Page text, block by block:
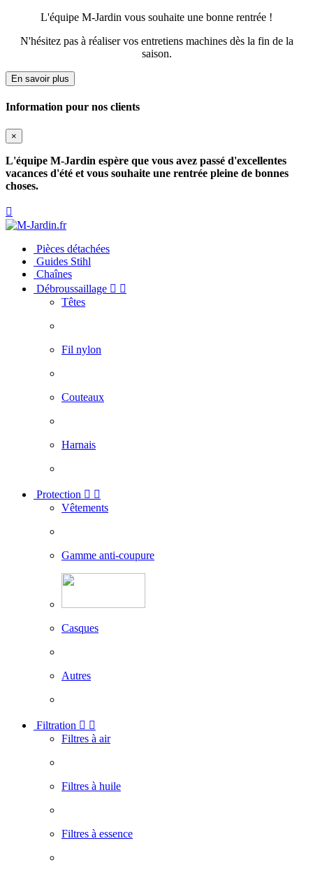
Ouvrir le Chatbot
L'équipe M-Jardin vous souhaite une bonne rentrée !
N'hésitez pas à réaliser vos entretiens machines dès la fin de la
saison.
En savoir plus
Information pour nos clients
×
L'équipe M-Jardin espère que vous avez passé d'excellentes
vacances d'été et vous souhaite une rentrée pleine de bonnes
choses.

Pièces détachées
Guides Stihl
Chaînes
Débroussaillage  
Têtes
Fil nylon
Couteaux
Harnais
Protection  
Vêtements
Gamme anti-coupure
Casques
Autres
Filtration  
Filtres à air
Filtres à huile
Filtres à essence